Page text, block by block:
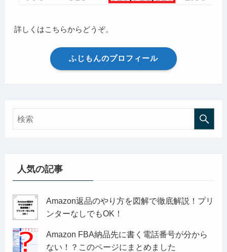
詳しくはこちらからどうぞ。
ふじもんのプロフィール
人気の記事
Amazon返品のやり方を図解で徹底解説！プリ
ンターなしでもOK！
Amazon FBA納品先に書く電話番号が分から
ない！？このページにまとめました